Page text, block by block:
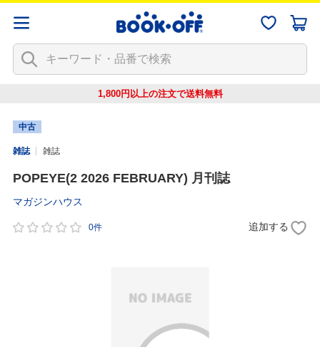
1,800円以上の注文で送料無料
中古
雑誌 雑誌
POPEYE(2 2026 FEBRUARY) 月刊誌
マガジンハウス
0件 追加する